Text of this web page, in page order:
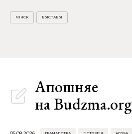
МІНСК ВЫСТАВЫ
Апошняе
на Budzma.org